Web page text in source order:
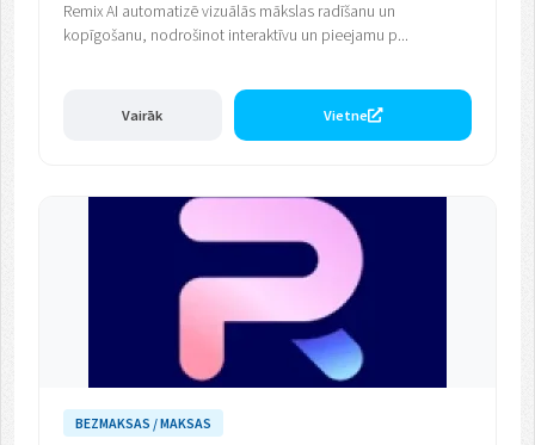
Remix AI automatizē vizuālās mākslas radīšanu un
kopīgošanu, nodrošinot interaktīvu un pieejamu p...
Vairāk Vietne
BEZMAKSAS / MAKSAS